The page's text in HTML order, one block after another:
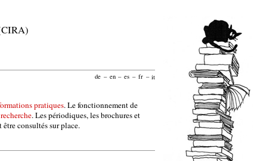
de – en – es – fr – it
pratiques. Le fonctionnement de
. Les périodiques, les brochures et
consultés sur place.